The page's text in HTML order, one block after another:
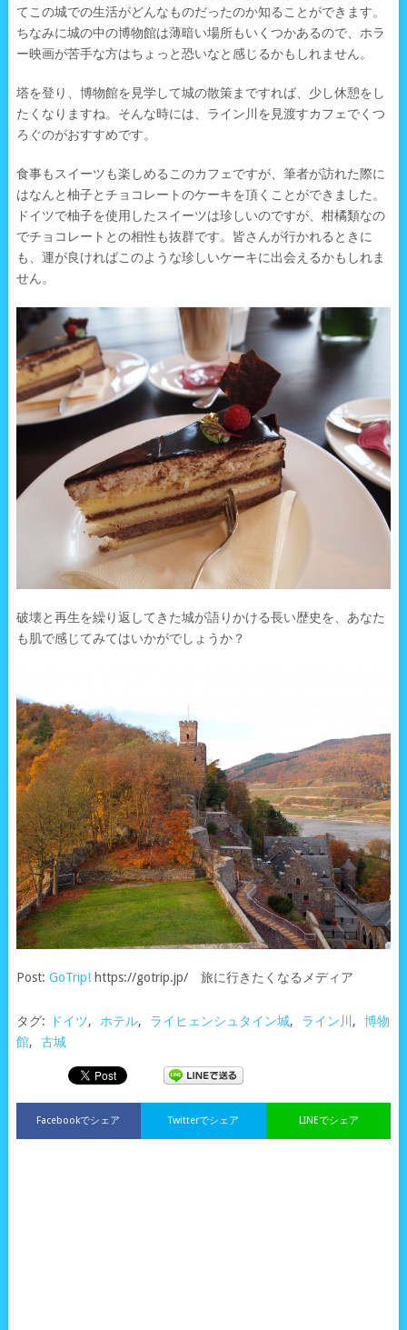
てこの城での生活がどんなものだったのか知ることができます。
ちなみに城の中の博物館は薄暗い場所もいくつかあるので、ホラ
ー映画が苦手な方はちょっと恐いなと感じるかもしれません。
塔を登り、博物館を見学して城の散策まですれば、少し休憩をし
たくなりますね。そんな時には、ライン川を見渡すカフェでくつ
ろぐのがおすすめです。
食事もスイーツも楽しめるこのカフェですが、筆者が訪れた際に
はなんと柚子とチョコレートのケーキを頂くことができました。
ドイツで柚子を使用したスイーツは珍しいのですが、柑橘類なの
でチョコレートとの相性も抜群です。皆さんが行かれるときに
も、運が良ければこのような珍しいケーキに出会えるかもしれま
せん。
破壊と再生を繰り返してきた城が語りかける長い歴史を、あなた
も肌で感じてみてはいかがでしょうか？
Post: GoTrip!https://gotrip.jp/ 旅に行きたくなるメディア
タグ: ドイツ, ホテル, ライヒェンシュタイン城, ライン川 ,
博物
館, 古城
Facebookでシェア LINEでシェア
Twitterでシェア